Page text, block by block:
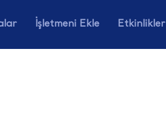
İşletmeni Ekle Etkinlikler